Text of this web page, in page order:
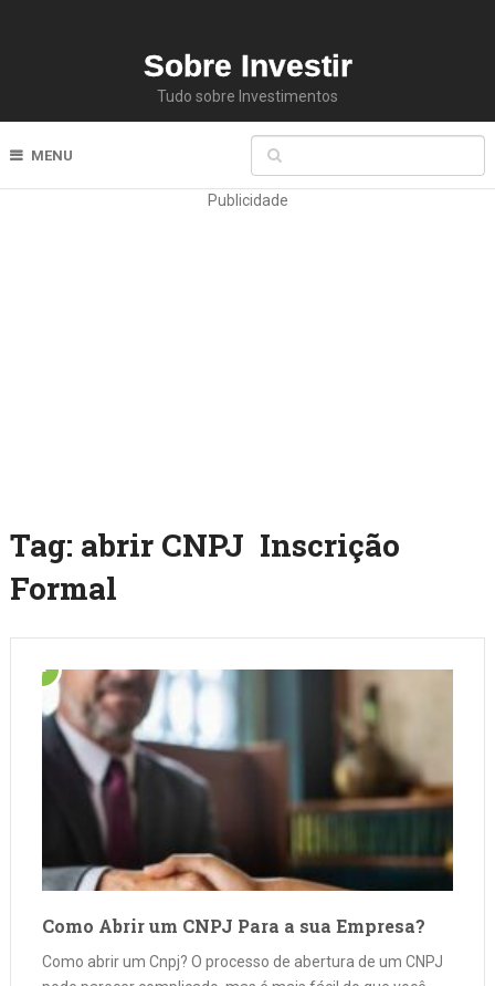
Sobre Investir
Tudo sobre Investimentos
MENU
Publicidade
Tag: abrir CNPJ Inscrição
Formal
Como Abrir um CNPJ Para a sua Empresa?
Como abrir um Cnpj? O processo de abertura de um CNPJ